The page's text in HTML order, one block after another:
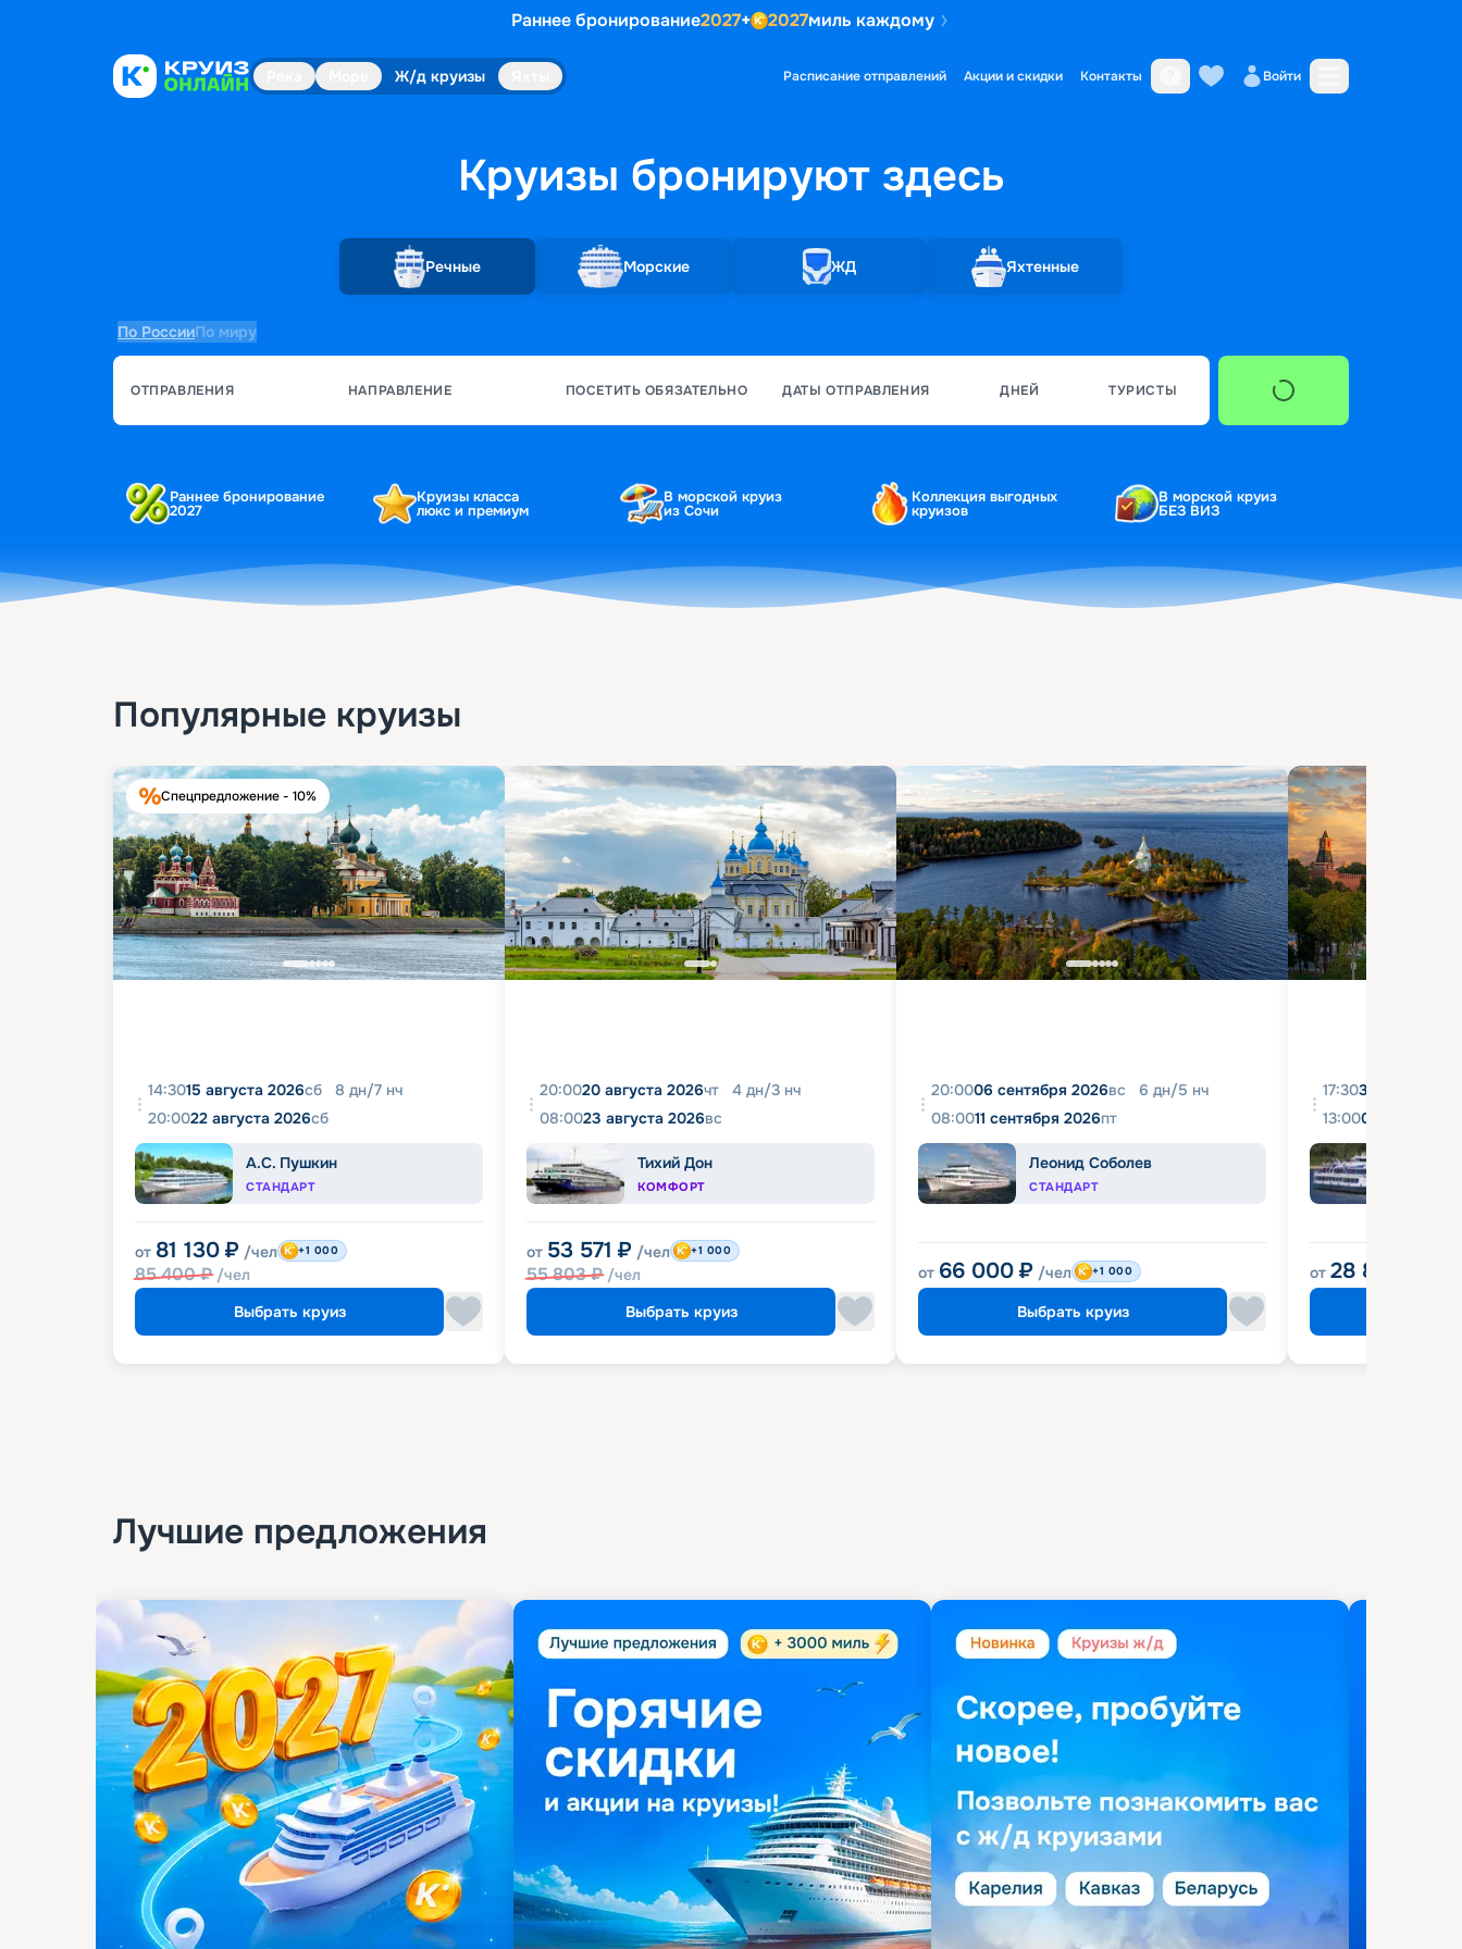
Раннее бронирование2027+ 2027миль каждому
Ж/д круизы Расписание отправлений Акции и скидки Контакты Войти
Круизы бронируютздесь
Речные Морские ЖД Яхтенные
По РоссииПо миру
ОТПРАВЛЕНИЯ НАПРАВЛЕНИЕ ПОСЕТИТЬ ОБЯЗАТЕЛЬНО ДАТЫ ОТПРАВЛЕНИЯ ДНЕЙ ТУРИСТЫ
Раннее бронирование
2027
Круизы класса
люкс и премиум
В морской круиз
из Сочи
Коллекция выгодных
круизов
В морской круиз
БЕЗ ВИЗ
Популярные круизы
Спецпредложение - 10%
14:3015 августа 2026сб 8 дн/7 нч
20:0022 августа 2026сб
А.С. Пушкин
СТАНДАРТ
от 81 130 ₽ /чел
85 400₽ /чел
+1 000
Выбрать круиз
20:0020 августа 2026чт 4 дн/3 нч
08:0023 августа 2026вс
Тихий Дон
КОМФОРТ
от 53 571 ₽ /чел
55 803₽ /чел
+1 000
Выбрать круиз
20:0006 сентября 2026вс 6 дн/5 нч
08:0011 сентября 2026пт
Леонид Соболев
СТАНДАРТ
от 66 000 ₽ /чел +1 000
Выбрать круиз
17:3031 августа
13:0004 сентября
от 28 800
Лучшие предложения